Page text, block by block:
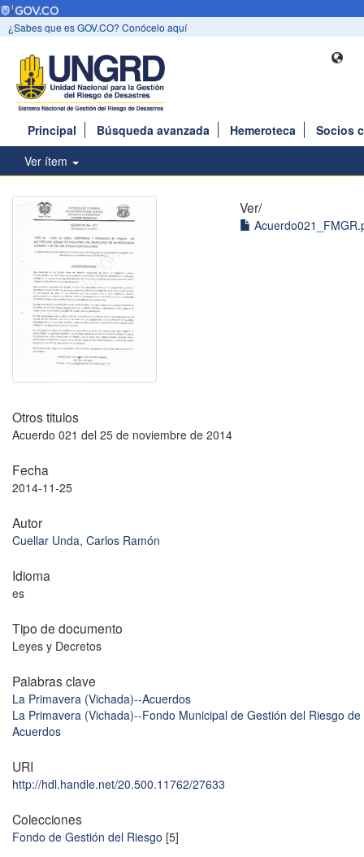
¿Sabes que es GOV.CO? Conócelo aquí
Principal Búsqueda avanzada Hemeroteca
Socios
Ver ítem
Ver/
Otros titulos
Acuerdo 021 del 25 de noviembre de 2014
Fecha
2014-11-25
Autor
Cuellar Unda, Carlos Ramón
Idioma
es
Tipo de documento
Leyes y Decretos
Palabras clave
La Primavera (Vichada)--Acuerdos
La Primavera (Vichada)--Fondo Municipal de Gestión del Riesgo
Acuerdos
URI
http://hdl.handle.net/20.500.11762/27633
Colecciones
Fondo de Gestión del Riesgo [5]